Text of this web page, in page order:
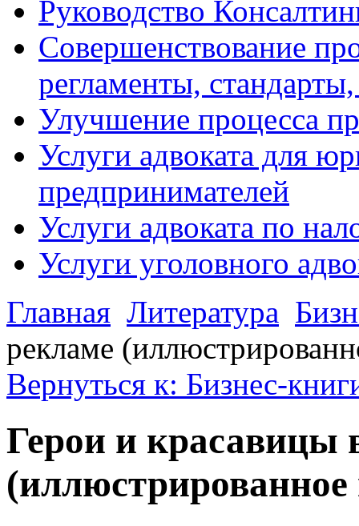
Руководство
Совершенствование
регламенты,
Улучшение процесса
Услуги адвоката для
предпринимателей
Услуги адвоката по
Услуги уголовного
Главная Литература
рекламе
Вернуться к: Бизнес-
Герои и красавицы
(иллюстрированное